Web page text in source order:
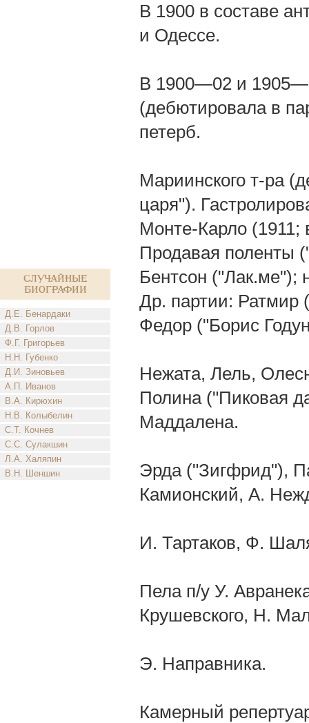
Случайные
биографии
Д.Е. Бенардаки
Д.В. Горлов
Ф.Г. Григорьев
Н.Н. Губенко
Д.И. Зиновьев
А.П. Иванов
В.А. Кирюхин
Н.В. Колыбелин
С.Т. Кочнев
С.С. Сулакшин
Л.А. Халяпин
В.Н. Шеншин
В 1900 в составе
и Одессе.
В 1900—02 и
(дебютировала в
петерб.
Мариинского т-ра
царя").
Монте-Карло
Продавая поленты
Бентсон ("Лак.ме");
Др. партии: Ратмир
Федор ("Борис
Нежата, Лель,
Полина ("Пиковая
Маддалена.
Эрда ("Зигфрид"),
Камионский, А.
И. Тартаков, Ф.
Пела п/у У.
Крушевского, Н.
Э. Направника.
Камерный